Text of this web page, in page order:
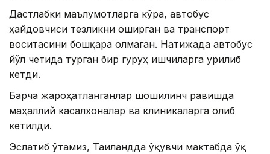
Дастлабки маълумотларга кўра, автобус
ҳайдовчиси тезликни оширган ва транспорт
воситасини бошқара олмаган. Натижада автобус
йўл четида турган бир гуруҳ ишчиларга урилиб
кетди.
Барча жароҳатланганлар шошилинч равишда
маҳаллий касалхоналар ва клиникаларга олиб
кетилди.
Эслатиб ўтамиз, Таиландда ўқувчи мактабда ўқ